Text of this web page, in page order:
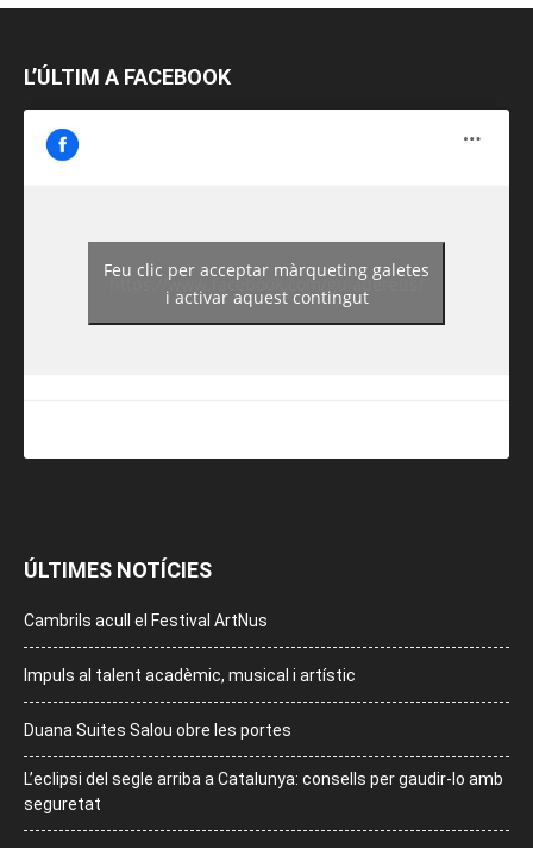
L’ÚLTIM A FACEBOOK
https://www.facebook.com/guiadereus/
Feu clic per acceptar màrqueting galetes
i activar aquest contingut
ÚLTIMES NOTÍCIES
Cambrils acull el Festival ArtNus
Impuls al talent acadèmic, musical i artístic
Duana Suites Salou obre les portes
L’eclipsi del segle arriba a Catalunya: consells per gaudir-lo amb
seguretat